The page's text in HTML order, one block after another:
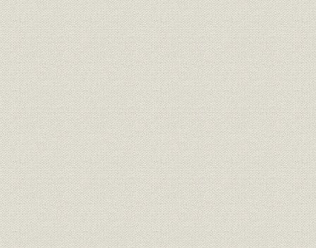
水車発電機
4 変電製品
変圧器
半導体応用製品
遮断器
避雷器
5 産業用電気設備
製鉄工業用
浚渫船用